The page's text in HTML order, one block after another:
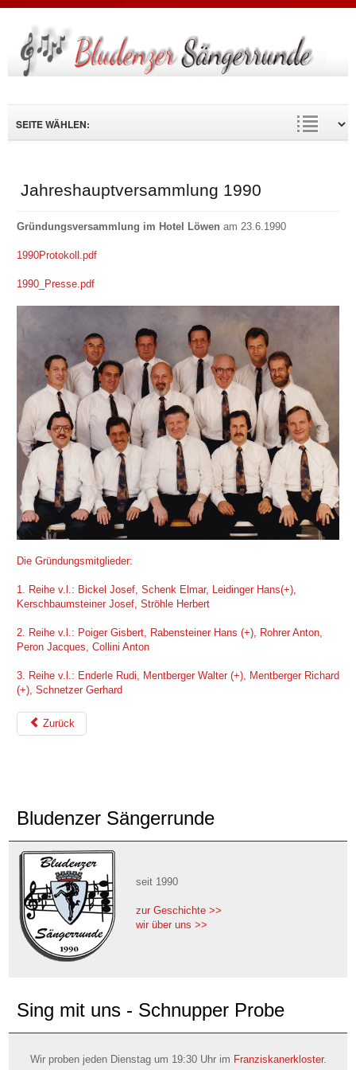
Jahreshauptversammlung 1990
Gründungsversammlung im Hotel Löwen am 23.6.1990
1990Protokoll.pdf
1990_Presse.pdf
Die Gründungsmitglieder:
1. Reihe v.l.: Bickel Josef, Schenk Elmar, Leidinger Hans(+),
Kerschbaumsteiner Josef, Ströhle Herbert
2. Reihe v.l.: Poiger Gisbert, Rabensteiner Hans (+), Rohrer Anton,
Peron Jacques, Collini Anton
3. Reihe v.l.: Enderle Rudi, Mentberger Walter (+), Mentberger Richard
(+), Schnetzer Gerhard
Zurück
Bludenzer Sängerrunde
seit 1990
zur Geschichte >>
wir über uns >>
Sing mit uns - Schnupper Probe
Wir proben jeden Dienstag um 19:30 Uhr im Franziskanerkloster.